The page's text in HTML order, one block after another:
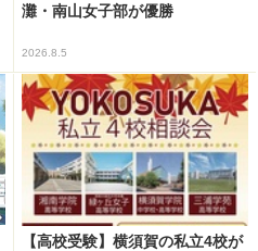
灘・南山女子部が優勝
2026.8.5
【高校受験】横須賀の私立4校が